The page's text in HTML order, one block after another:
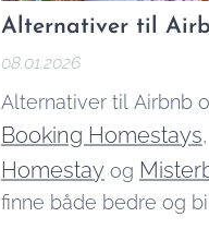
Alternativer til
08.01.2026
Alternativer til Airbnb
Booking Homestays
Homestayog
finne både bedre og